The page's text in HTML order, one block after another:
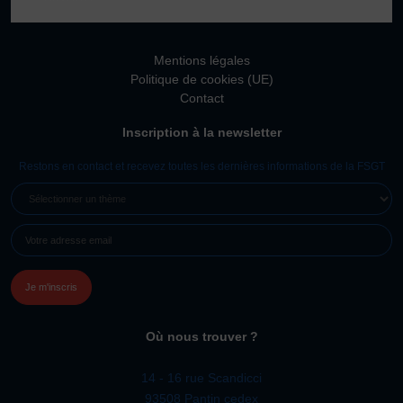
Vivicittà
Réaffiliation
Prise de licence
JE SOUHAITE TROUVER UN COMITÉ
JE SOUHAITE ADHÉRER
Affiliation
Honorabilité
Certificat Médical
Mentions légales
Politique de cookies (UE)
Contact
Inscription à la newsletter
Restons en contact et recevez toutes les dernières informations de la FSGT
UN
(NÉCESSAIRE)
MAIL
Où nous trouver ?
14 - 16 rue Scandicci
93508 Pantin cedex